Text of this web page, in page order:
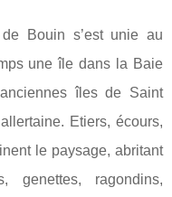
Bouin s’est unie au
une île dans la Baie
îles de Saint
Etiers, écours,
le paysage, abritant
genettes, ragondins,